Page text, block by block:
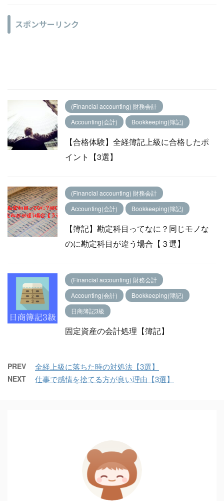
スポンサーリンク
(Financial accounting) 財務会計
Accounting(会計)
Bookkeeping(簿記)
【合格体験】全経簿記上級に合格したポ
イント【3選】
(Financial accounting) 財務会計
Accounting(会計)
Bookkeeping(簿記)
【簿記】勘定科目ってなに？同じモノな
のに勘定科目が違う場合【３選】
(Financial accounting) 財務会計
Accounting(会計)
Bookkeeping(簿記)
日商簿記3級
固定資産の会計処理【簿記】
PREV 全経上級に落ちた時の対処法【3選】
NEXT 仕事で感情を捨てる方が良い理由【3選】